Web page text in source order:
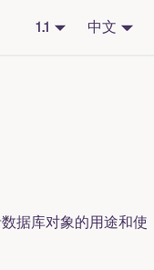
1.1 中文
据库对象的用途和使